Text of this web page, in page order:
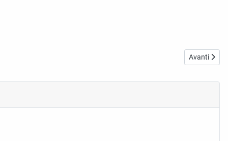
Articolo
Avanti